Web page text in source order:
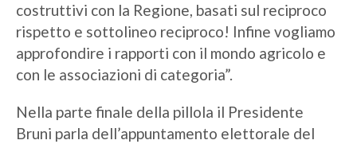
costruttivi con la Regione, basati sul reciproco
rispetto e sottolineo reciproco! Infine vogliamo
approfondire i rapporti con il mondo agricolo e
con le associazioni di categoria”.
Nella parte finale della pillola il Presidente
Bruni parla dell’appuntamento elettorale del